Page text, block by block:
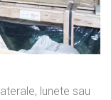
lunete sau